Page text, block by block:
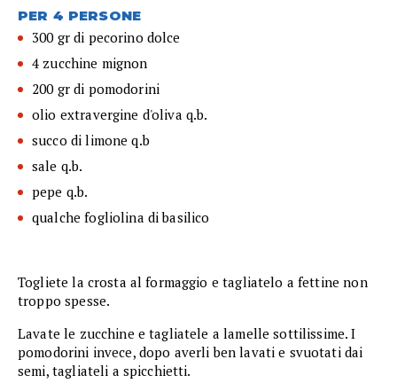
PER 4 PERSONE
300 gr di pecorino dolce
4 zucchine mignon
200 gr di pomodorini
olio extravergine d'oliva q.b.
succo di limone q.b
sale q.b.
pepe q.b.
qualche fogliolina di basilico
Togliete la crosta al formaggio e tagliatelo a fettine non
troppo spesse.
Lavate le zucchine e tagliatele a lamelle sottilissime. I
pomodorini invece, dopo averli ben lavati e svuotati dai
semi, tagliateli a spicchietti.